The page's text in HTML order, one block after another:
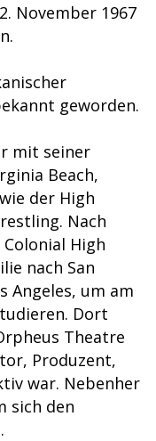
November 1967
geworden.
mit seiner
Beach,
der High
Nach
High
nach San
Angeles, um am
Dort
Theatre
Produzent,
war. Nebenher
sich den